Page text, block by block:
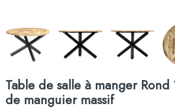
Table de salle à manger Rond
de manguier massif